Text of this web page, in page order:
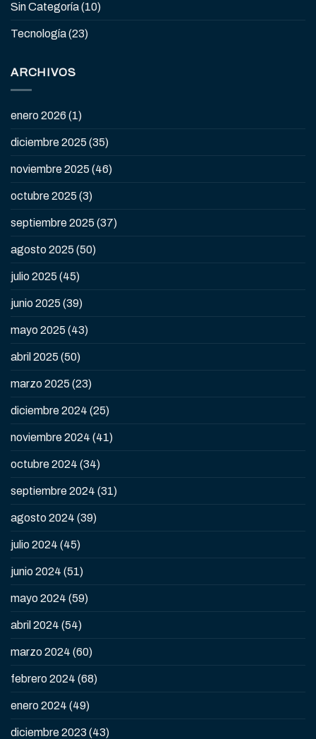
Sin Categoría(10)
Tecnología(23)
ARCHIVOS
enero 2026 (1)
diciembre 2025 (35)
noviembre 2025 (46)
octubre 2025 (3)
septiembre 2025 (37)
agosto 2025 (50)
julio 2025 (45)
junio 2025 (39)
mayo 2025 (43)
abril 2025 (50)
marzo 2025 (23)
diciembre 2024 (25)
noviembre 2024 (41)
octubre 2024 (34)
septiembre 2024 (31)
agosto 2024 (39)
julio 2024 (45)
junio 2024 (51)
mayo 2024 (59)
abril 2024 (54)
marzo 2024 (60)
febrero 2024 (68)
enero 2024 (49)
diciembre 2023 (43)